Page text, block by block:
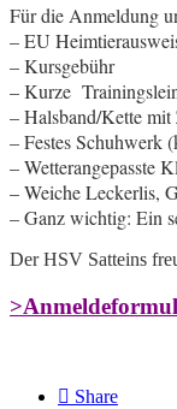
Für die Anmeldung
– EU
– Kursgebühr
– Kurze
– Halsband/Kette
– Festes Schuhwerk
– Wetterangepasste
– Weiche Leckerlis,
– Ganz wichtig: Ein
Der HSV Satteins
 Share